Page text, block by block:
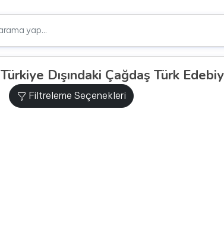
Türkiye Dışındaki Çağdaş Türk
Filtreleme Seçenekleri